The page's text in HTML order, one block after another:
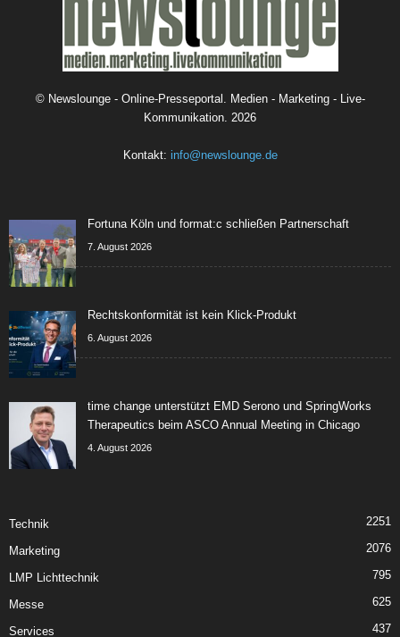
© Newslounge - Online-Presseportal. Medien - Marketing - Live-
Kommunikation. 2026
Kontakt: info@newslounge.de
Fortuna Köln und format:c schließen Partnerschaft
7. August 2026
Rechtskonformität ist kein Klick-Produkt
6. August 2026
time change unterstützt EMD Serono und SpringWorks
Therapeutics beim ASCO Annual Meeting in Chicago
4. August 2026
Technik 2251
Marketing 2076
LMP Lichttechnik 795
Messe 625
Services 437